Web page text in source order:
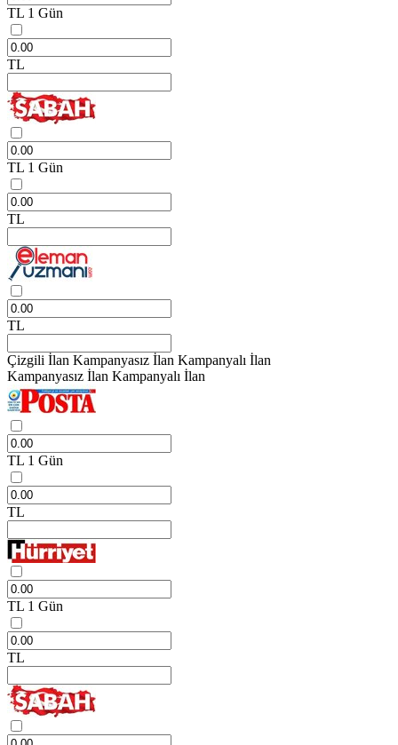
TL 1 Gün
TL
TL 1 Gün
TL
TL
Çizgili İlan Kampanyasız İlan Kampanyalı İlan
Kampanyasız İlan Kampanyalı İlan
TL 1 Gün
TL
TL 1 Gün
TL